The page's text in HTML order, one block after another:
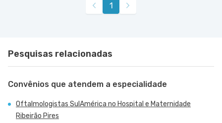
1
Pesquisas relacionadas
Convênios que atendem a especialidade
Oftalmologistas SulAmérica no Hospital e Maternidade
Ribeirão Pires